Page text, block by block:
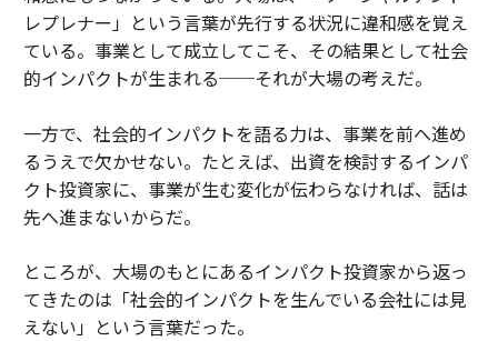
レプレナー」という言葉が先行する状況に違和感を覚え
ている。事業として成立してこそ、その結果として社会
的インパクトが生まれる──それが大場の考えだ。
一方で、社会的インパクトを語る力は、事業を前へ進め
るうえで欠かせない。たとえば、出資を検討するインパ
クト投資家に、事業が生む変化が伝わらなければ、話は
先へ進まないからだ。
ところが、大場のもとにあるインパクト投資家から返っ
てきたのは「社会的インパクトを生んでいる会社には見
えない」という言葉だった。